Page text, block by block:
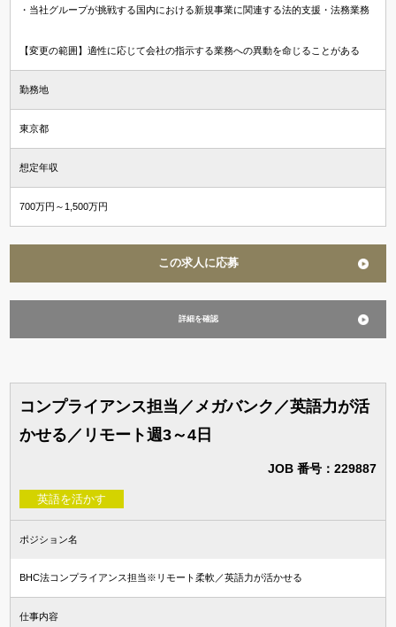
・当社グループが挑戦する国内における新規事業に関連する法的支援・法務業務
【変更の範囲】適性に応じて会社の指示する業務への異動を命じることがある
勤務地
東京都
想定年収
700万円～1,500万円
この求人に応募
詳細を確認
コンプライアンス担当／メガバンク／英語力が活
かせる／リモート週3～4日
JOB 番号：229887
英語を活かす
ポジション名
BHC法コンプライアンス担当※リモート柔軟／英語力が活かせる
仕事内容